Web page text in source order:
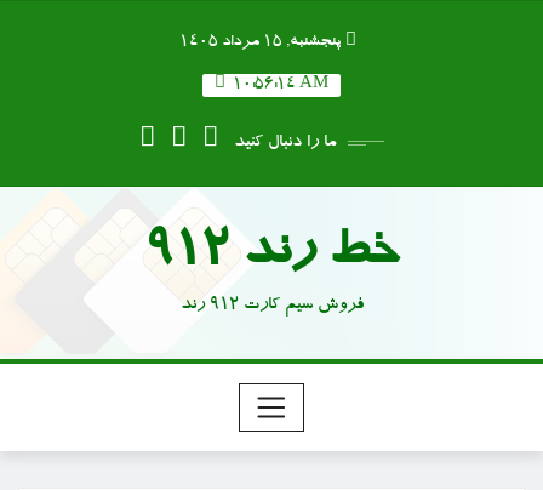
پنجشنبه, ۱۵ مرداد ۱۴۰۵
10:56:14 AM
ما را دنبال کنید
خط رند 912
فروش سیم کارت 912 رند